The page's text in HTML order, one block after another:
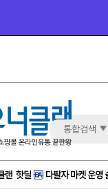
통합검색